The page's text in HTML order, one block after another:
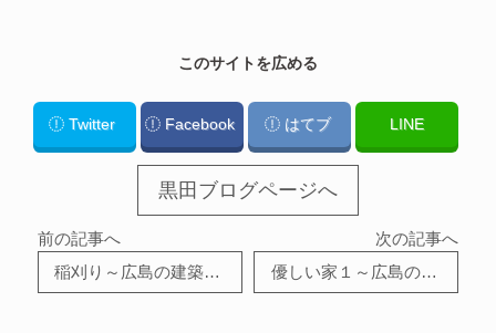
このサイトを広める
Twitter Facebook はてブ LINE
黒田ブログページへ
前の記事へ
稲刈り～広島の建築設計ブログ～
次の記事へ
優しい家１～広島の建築設計ブログ～